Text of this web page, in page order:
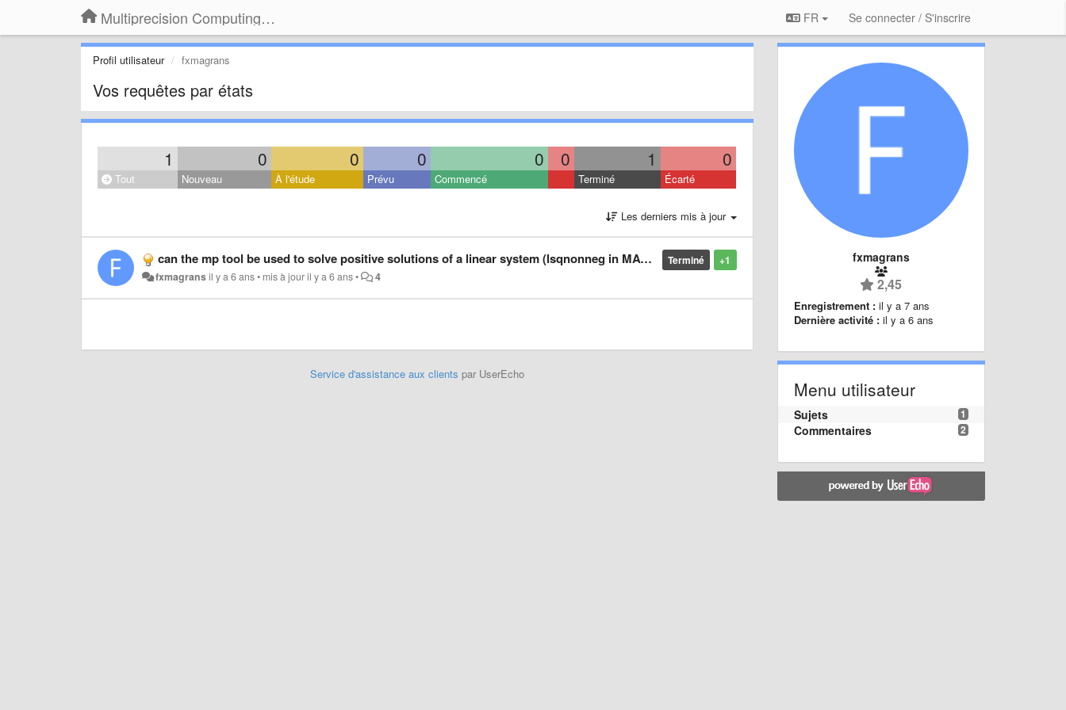
Multiprecision Computing Toolbox for MATLAB FR Se connecter / S'inscrire
Profil utilisateur fxmagrans
Vos requêtes par états
1 0 0 0 0 0 1 0
Tout Nouveau À l'étude Prévu Commencé Terminé Écarté
Les derniers mis à jour
+1
Terminé
can the mp tool be used to solve positive solutions of a linear system (lsqnonneg in MATLAB)?
fxmagransil y a 6 ans• mis à jouril y a 6 ans• 4
Service d'assistance aux clients par UserEcho
fxmagrans
2,45
Enregistrement : il y a 7 ans
Dernière activité : il y a 6 ans
Menu utilisateur
1
Sujets
2
Commentaires